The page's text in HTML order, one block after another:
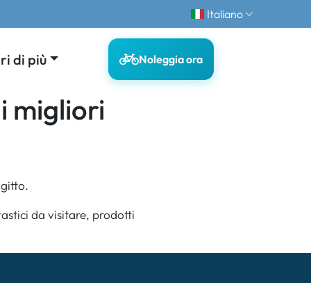
Italiano
di più Noleggia ora
migliori
da visitare, prodotti